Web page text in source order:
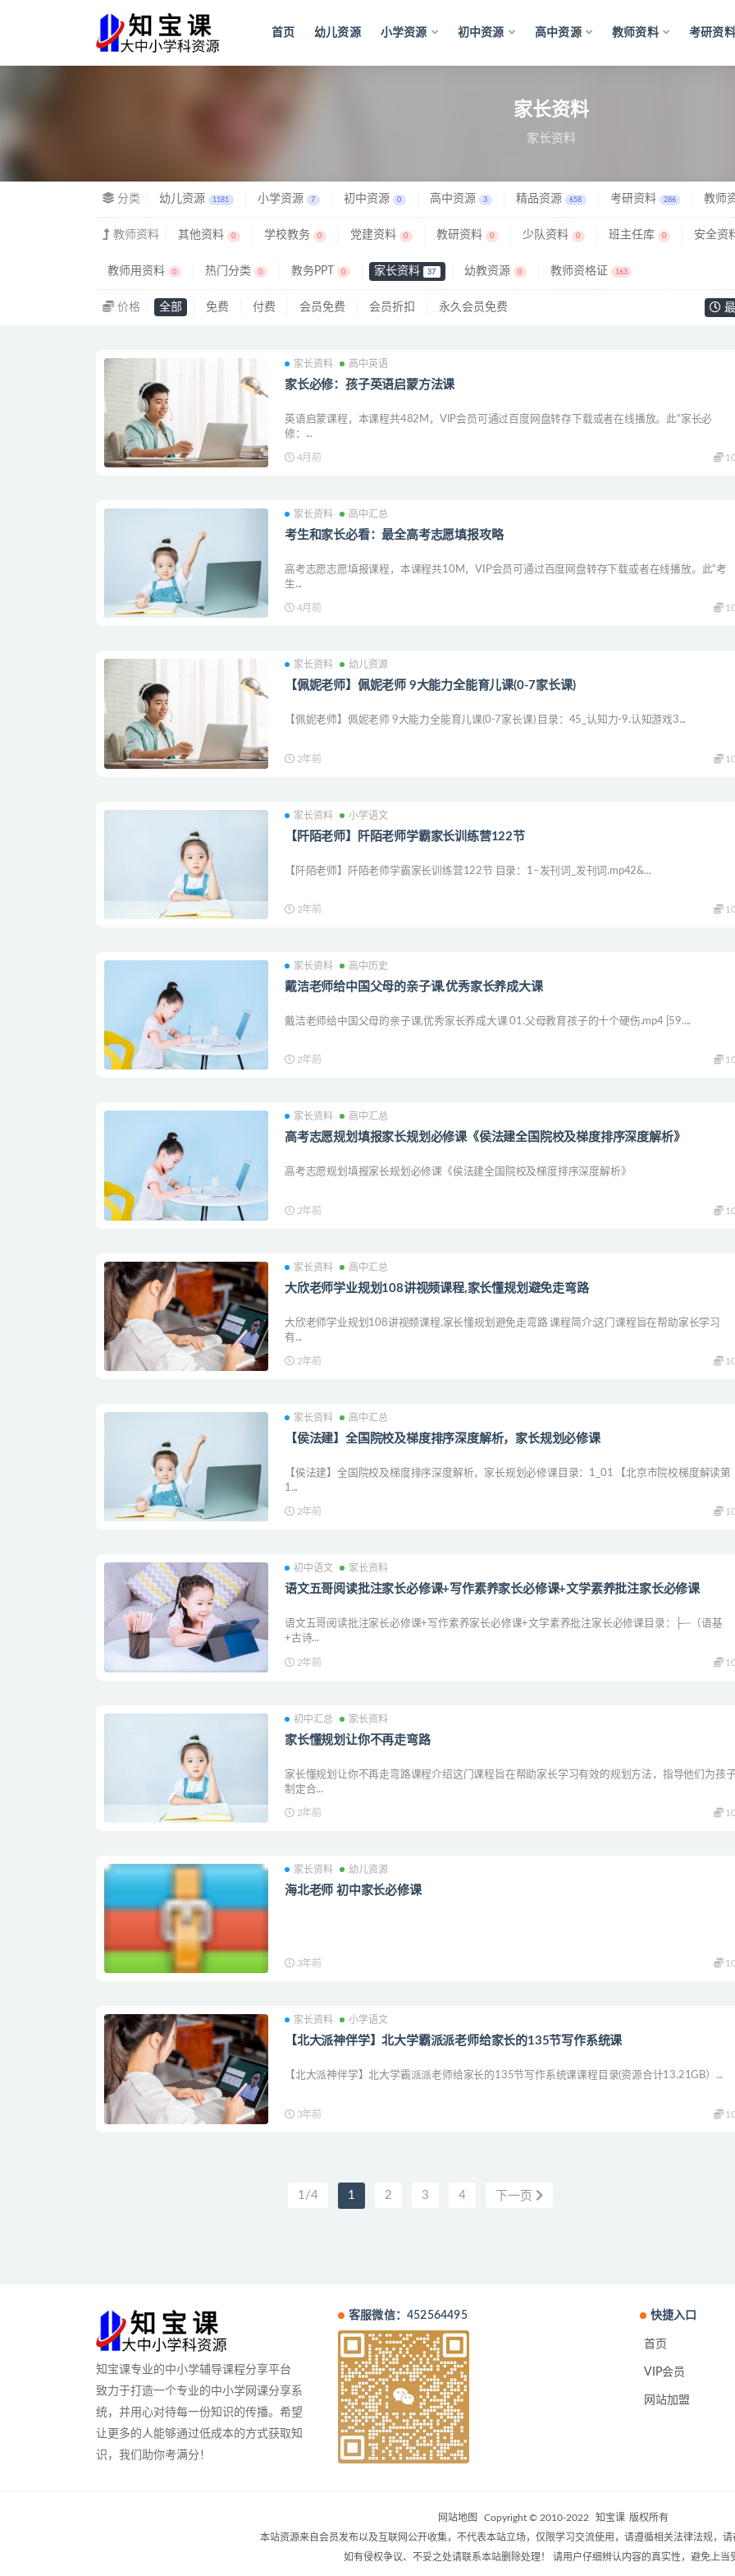
首页 幼儿资源 小学资源 初中资源 高中资源 教师资料 考研资料
家长资料
家长资料
分类 幼儿资源 1181 小学资源 7 初中资源 0 高中资源 3 精品资源 658 考研资料 286 教师
教师资料 其他资料 0 学校教务 0 党建资料 0 教研资料 0 少队资料 0 班主任库 0 安全资
教师用资料 0 热门分类 0 教务PPT 0 家长资料 37 幼教资源 0 教师资格证 163
价格 全部 免费 付费 会员免费 会员折扣 永久会员免费
家长资料 高中英语
家长必修：孩子英语启蒙方法课
英语启蒙课程，本课程共482M，VIP会员可通过百度网盘转存下载或者在线播放。此“家长必
修：...
4月前
家长资料 高中汇总
考生和家长必看：最全高考志愿填报攻略
高考志愿志愿填报课程，本课程共10M，VIP会员可通过百度网盘转存下载或者在线播放。此“考
生...
4月前
家长资料 幼儿资源
【佩妮老师】佩妮老师 9大能力全能育儿课(0-7家长课)
【佩妮老师】佩妮老师 9大能力全能育儿课(0-7家长课) 目录：45_认知力-9.认知游戏3...
2年前
家长资料 小学语文
【阡陌老师】阡陌老师学霸家长训练营122节
【阡陌老师】阡陌老师学霸家长训练营122节 目录：1–发刊词_发刊词.mp42&...
2年前
家长资料 高中历史
戴洁老师给中国父母的亲子课,优秀家长养成大课
戴洁老师给中国父母的亲子课,优秀家长养成大课 01.父母教育孩子的十个硬伤.mp4 [59....
2年前
家长资料 高中汇总
高考志愿规划填报家长规划必修课《侯法建全国院校及梯度排序深度解析》
高考志愿规划填报家长规划必修课《侯法建全国院校及梯度排序深度解析》
2年前
家长资料 高中汇总
大欣老师学业规划108讲视频课程,家长懂规划避免走弯路
大欣老师学业规划108讲视频课程,家长懂规划避免走弯路 课程简介:这门课程旨在帮助家长学习
有...
2年前
家长资料 高中汇总
【侯法建】全国院校及梯度排序深度解析，家长规划必修课
【侯法建】全国院校及梯度排序深度解析，家长规划必修课目录：1_01 【北京市院校梯度解读第
1...
2年前
初中语文 家长资料
语文五哥阅读批注家长必修课+写作素养家长必修课+文学素养批注家长必修课
语文五哥阅读批注家长必修课+写作素养家长必修课+文学素养批注家长必修课目录：├─（语基
+古诗...
2年前
初中汇总 家长资料
家长懂规划让你不再走弯路
家长懂规划让你不再走弯路课程介绍这门课程旨在帮助家长学习有效的规划方法，指导他们为孩
制定合...
2年前
家长资料 幼儿资源
海北老师 初中家长必修课
3年前
家长资料 小学语文
【北大派神伴学】北大学霸派派老师给家长的135节写作系统课
【北大派神伴学】北大学霸派派老师给家长的135节写作系统课课程目录(资源合计13.21GB）...
3年前
1/4 1 2 3 4 下一页
知宝课专业的中小学辅导课程分享平台
致力于打造一个专业的中小学网课分享系
统，并用心对待每一份知识的传播。希望
让更多的人能够通过低成本的方式获取知
识，我们助你考满分！
客服微信：452564495 快捷入口
首页
VIP会员
网站加盟
网站地图 Copyright © 2010-2022 知宝课 版权所有
本站资源来自会员发布以及互联网公开收集，不代表本站立场，仅限学习交流使用，请遵循相关法律法规，
如有侵权争议、不妥之处请联系本站删除处理！ 请用户仔细辨认内容的真实性，避免上当